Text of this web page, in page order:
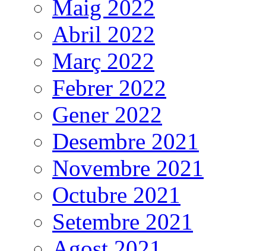
Maig 2022
Abril 2022
Març 2022
Febrer 2022
Gener 2022
Desembre 2021
Novembre 2021
Octubre 2021
Setembre 2021